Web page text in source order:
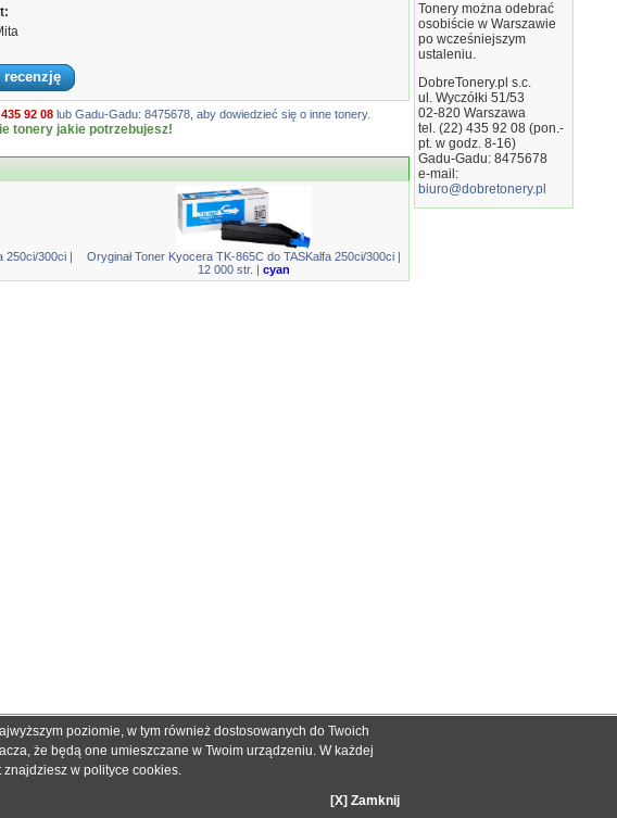
recenzję
92 08lub Gadu-Gadu: 8475678, aby dowiedzieć się o inne tonery.
tonery jakie potrzebujesz!
250ci/300ci |
Oryginał Toner Kyocera TK-865C do TASKalfa 250ci/300ci |
12 000 str. | cyan
Tonery można odebrać
osobiście w Warszawie
po wcześniejszym
ustaleniu.
DobreTonery.pl s.c.
ul. Wyczółki 51/53
02-820 Warszawa
tel. (22) 435 92 08 (pon.-
pt. w godz. 8-16)
Gadu-Gadu: 8475678
e-mail:
biuro@dobretonery.pl
wyłącznie w celach informacyjnych dla określenia kompatybilności produktów.
lub błędów, które jednak nie mogą być podstawą roszczeń.
podjęciem decyzji o zakupie.
poziomie, w tym również dostosowanych do Twoich
że będą one umieszczane w Twoim urządzeniu. W każdej
znajdziesz w polityce cookies.
[X] Zamknij